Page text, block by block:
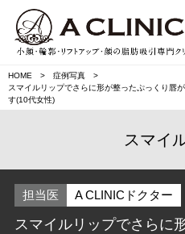
HOME
症例写真
スマイルリップでさらに形が整ったぷっくり唇
す(10代女性)
スマイ
担当医 A CLINICドクター
スマイルリップでさらに